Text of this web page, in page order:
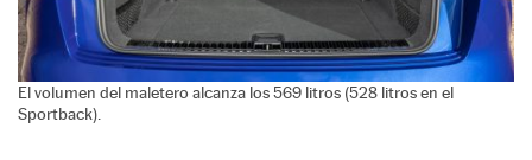
El volumen del maletero alcanza los 569 litros (528 litros en el
Sportback).